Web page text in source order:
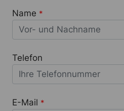
Name *
Telefon
E-Mail *